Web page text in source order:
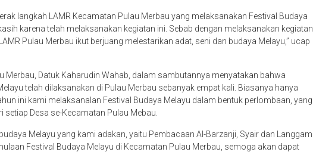
langkah LAMR Kecamatan Pulau Merbau yang melaksanakan Festival Budaya
karena telah melaksanakan kegiatan ini. Sebab dengan melaksanakan kegiatan
Pulau Merbau ikut berjuang melestarikan adat, seni dan budaya Melayu,” ucap
Merbau, Datuk Kaharudin Wahab, dalam sambutannya menyatakan bahwa
telah dilaksanakan di Pulau Merbau sebanyak empat kali. Biasanya hanya
ini kami melaksanalan Festival Budaya Melayu dalam bentuk perlombaan, yang
Desa se-Kecamatan Pulau Mebau.
Melayu yang kami adakan, yaitu Pembacaan Al-Barzanji, Syair dan Langgam
Festival Budaya Melayu di Kecamatan Pulau Merbau, semoga akan dapat